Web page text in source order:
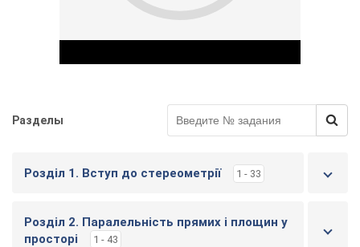
Play Video
Разделы
Розділ 1. Вступ до стереометрії 1 - 33
Розділ 2. Паралельність прямих і площин у
просторі
1 - 43